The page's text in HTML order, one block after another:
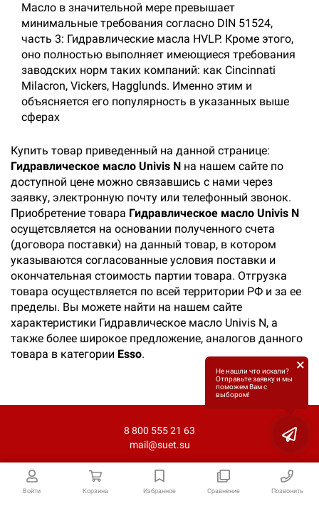
Войти Корзина Избранное Сравнение Позвонить
Масло в значительной мере превышает
минимальные требования согласно DIN 51524,
часть 3: Гидравлические масла HVLP. Кроме этого,
оно полностью выполняет имеющиеся требования
заводских норм таких компаний: как Cincinnati
Milacron, Vickers, Hagglunds. Именно этим и
объясняется его популярность в указанных выше
сферах
Купить товар приведенный на данной странице:
Гидравлическое масло Univis N на нашем сайте по
доступной цене можно связавшись с нами через
заявку, электронную почту или телефонный звонок.
Приобретение товара Гидравлическое масло Univis N
осущетсвляется на основании полученного счета
(договора поставки) на данный товар, в котором
указываются согласованные условия поставки и
окончательная стоимость партии товара. Отгрузка
товара осуществляется по всей территории РФ и за ее
пределы. Вы можете найти на нашем сайте
характеристики Гидравлическое масло Univis N, а
также более широкое предложение, аналогов данного
товара в категории Esso.
8 800 555 21 63
mail@suet.su
Не нашли что искали?
Отправьте заявку и мы
поможем Вам с
выбором!
×